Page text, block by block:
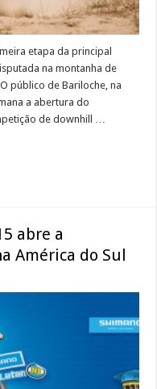
etapa da principal
na montanha de
público de Bariloche, na
a abertura do
de downhill …
abre a
América do Sul